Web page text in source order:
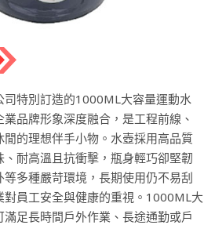
司特別訂造的1000ML大容量運動水
品牌形象深度融合，是工程前線、
的理想伴手小物。水壺採用高品質
耐高溫且抗衝擊，瓶身輕巧卻堅韌
多種嚴苛環境，長期使用仍不易刮
員工安全與健康的重視。1000ML大
足長時間戶外作業、長途通勤或戶